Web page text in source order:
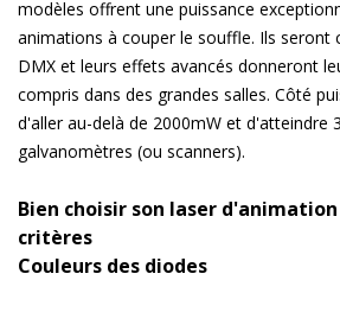
modèles offrent une puissance
animations à couper le souffle. Ils seront
DMX et leurs effets avancés donneront
compris dans des grandes salles. Côté
d'aller au-delà de 2000mW et d'atteindre
galvanomètres (ou scanners).
Bien choisir son laser
critères
Couleurs des diodes